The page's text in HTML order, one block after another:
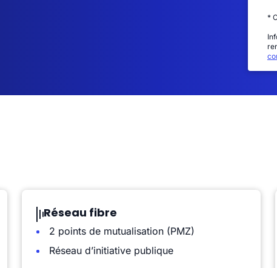
*
Réseau fibre
2 points de mutualisation (PMZ)
Réseau d’initiative publique